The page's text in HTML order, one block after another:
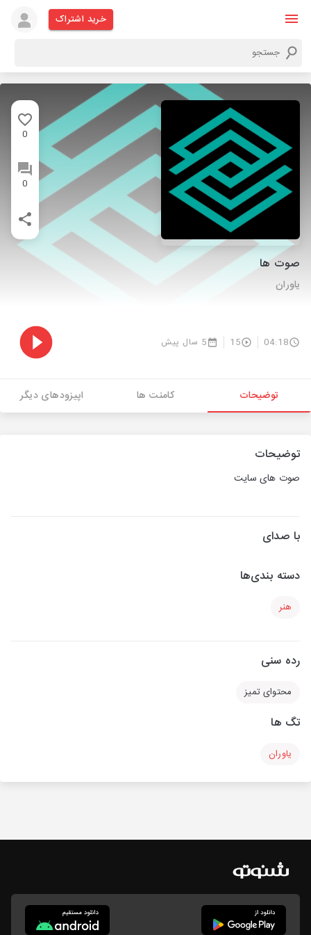
خرید اشتراک
0
0
صوت ها
یاوران
04:18
15 5 سال پیش
توضیحات کامنت ها اپیزودهای دیگر
توضیحات
صوت های سایت
با صدای
دسته بندی‌ها
هنر
رده سنی
محتوای تمیز
تگ ها
یاوران